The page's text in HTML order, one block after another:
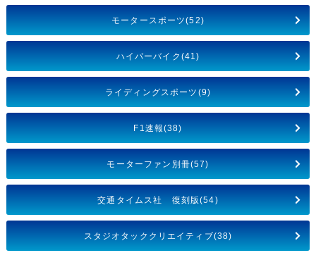
モータースポーツ(52)
ハイパーバイク(41)
ライディングスポーツ(9)
F1速報(38)
モーターファン別冊(57)
交通タイムス社 復刻版(54)
スタジオタッククリエイティブ(38)